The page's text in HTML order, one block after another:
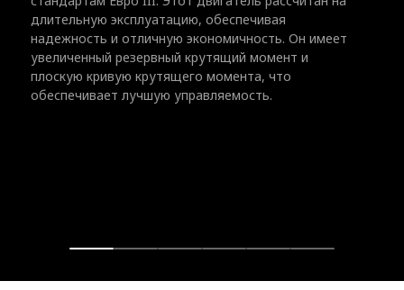
длительную эксплуатацию, обеспечивая
надежность и отличную экономичность. Он имеет
увеличенный резервный крутящий момент и
плоскую кривую крутящего момента, что
обеспечивает лучшую управляемость.